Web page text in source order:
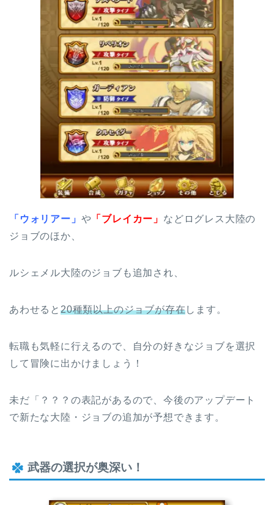
「ウォリアー」 や 「ブレイカー」 などログレス大陸の
ジョブのほか、
ルシェメル大陸のジョブも追加され、
あわせると 20種類以上のジョブが存在します。
転職も気軽に行えるので、自分の好きなジョブを選択
して冒険に出かけましょう！
未だ「？？？の表記があるので、今後のアップデート
で新たな大陸・ジョブの追加が予想できます。
武器の選択が奥深い！